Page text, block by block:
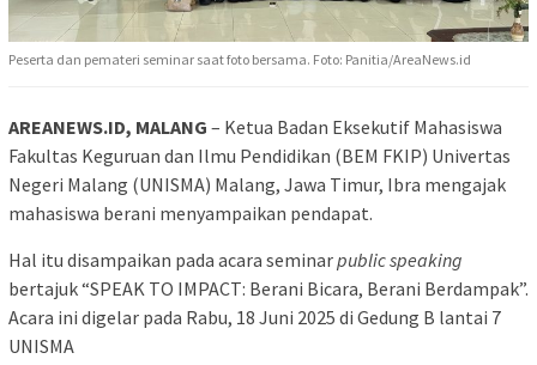
Peserta dan pemateri seminar saat foto bersama. Foto: Panitia/AreaNews.id
AREANEWS.ID, MALANG – Ketua Badan Eksekutif Mahasiswa
Fakultas Keguruan dan Ilmu Pendidikan (BEM FKIP) Univertas
Negeri Malang (UNISMA) Malang, Jawa Timur, Ibra mengajak
mahasiswa berani menyampaikan pendapat.
Hal itu disampaikan pada acara seminarpublic speaking
bertajuk “SPEAK TO IMPACT: Berani Bicara, Berani Berdampak”.
Acara ini digelar pada Rabu, 18 Juni 2025 di Gedung B lantai 7
UNISMA